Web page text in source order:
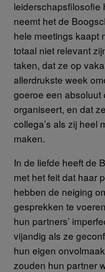
leiderschapsfilosofie
neemt het de
hele meetings kaapt
totaal niet relevant
taken, dat ze op
allerdrukste week
goeroe een absoluut
organiseert, en dat
collega’s als zij heel
maken.
In de liefde heeft de
met het feit dat haar
hebben de neiging
gesprekken te
hun partners’
vijandig als ze
hun eigen
zouden hun partner